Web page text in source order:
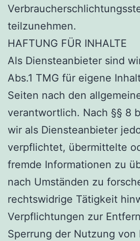
teilzunehmen.
HAFTUNG FÜR INHALTE
Als Diensteanbieter sind
Abs.1 TMG für eigene
Seiten nach den
verantwortlich. Nach §§ 8
wir als Diensteanbieter
verpflichtet, übermittelte
fremde Informationen zu
nach Umständen zu
rechtswidrige Tätigkeit
Verpflichtungen zur
Sperrung der Nutzung von